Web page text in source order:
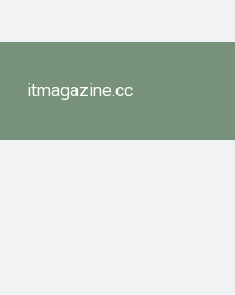
itmagazine.cc